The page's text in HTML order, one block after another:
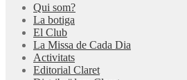
Qui som?
La botiga
El Club
La Missa de Cada Dia
Activitats
Editorial Claret